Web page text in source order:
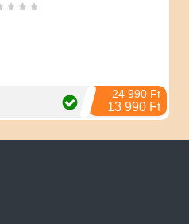
24 990 Ft
13 990 Ft